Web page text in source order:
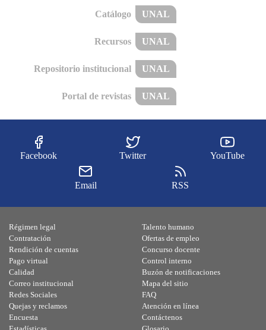
Catálogo UNAL
Recursos UNAL
Repositorio institucional UNAL
Portal de revistas UNAL
Facebook Twitter YouTube
Email RSS
Régimen legal
Contratación
Rendición de cuentas
Pago virtual
Calidad
Talento humano
Ofertas de empleo
Concurso docente
Control interno
Buzón de notificaciones
Correo institucional
Redes Sociales
Quejas y reclamos
Encuesta
Mapa del sitio
FAQ
Atención en línea
Contáctenos